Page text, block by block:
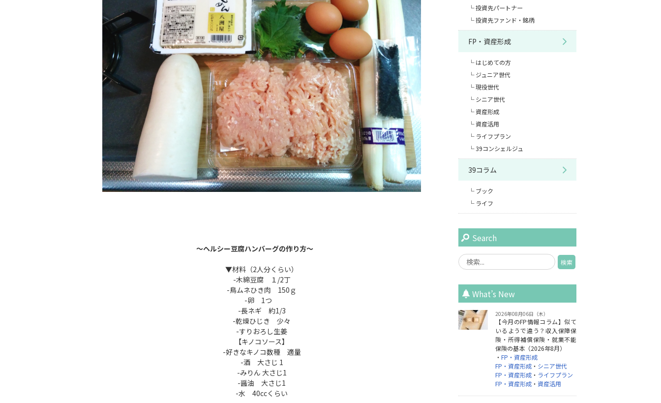
～ヘルシー豆腐ハンバーグの作り方～
▼材料（2人分くらい）
-木綿豆腐 １/2丁
-鳥ムネひき肉 150ｇ
-卵 1つ
-長ネギ 約1/3
-乾燥ひじき 少々
-すりおろし生姜
【キノコソース】
-好きなキノコ数種 適量
-酒 大さじ 1
-みりん 大さじ1
-醤油 大さじ1
-水 40ccくらい
投資先パートナー
投資先ファンド・銘柄
FP・資産形成
はじめての方
ジュニア世代
現役世代
シニア世代
資産形成
資産活用
ライフプラン
39コンシェルジュ
39コラム
ブック
ライフ
Search
What’s New
2026年08月06日（木）
【今月のFP情報コラム】似て
いるようで違う？収入保障保
険・所得補償保険・就業不能
保険の基本（2026年8月）
・ FP・資産形成
FP・資産形成 ・ シニア世代
FP・資産形成 ・ ライフプラン
FP・資産形成 ・ 資産活用